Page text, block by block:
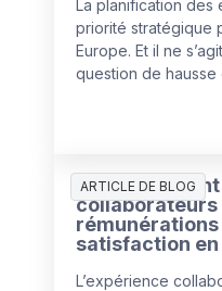
La planification des
priorité stratégique
Europe. Et il ne
question de hausse
nouvel équilibre
des opérations.
ARTICLE DE BLOG
Ce que
collaborateurs
satisfaction
L’expérience